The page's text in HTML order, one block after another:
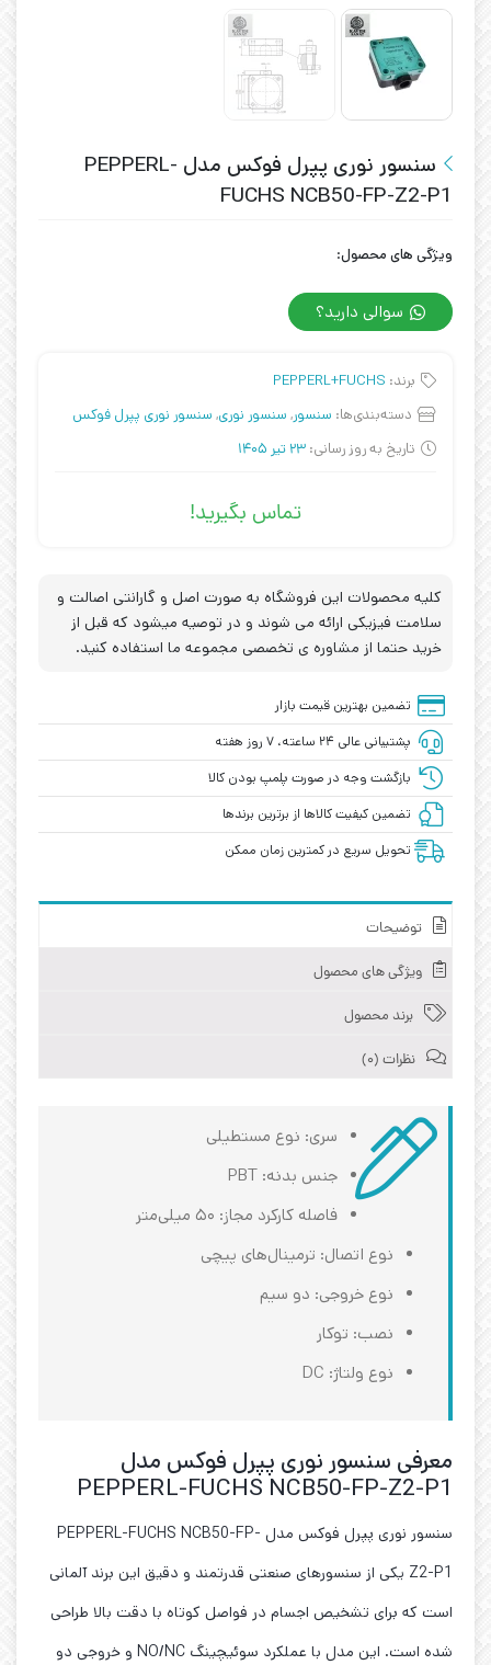
سنسور نوری پپرل فوکس مدل PEPPERL-
FUCHS NCB50-FP-Z2-P1
ویژگی های محصول:
سوالی دارید؟
برند: PEPPERL+FUCHS
دسته‌بندی‌ها: سنسور, سنسور نوری, سنسور نوری پپرل فوکس
تاریخ به روز رسانی: 23 تیر 1405
تماس بگیرید!
کلیه محصولات این فروشگاه به صورت اصل و گارانتی اصالت و
سلامت فیزیکی ارائه می شوند و در توصیه میشود که قبل از
خرید حتما از مشاوره ی تخصصی مجموعه ما استفاده کنید.
تضمین بهترین قیمت بازار
پشتیبانی عالی ۲۴ ساعته، ۷ روز هفته
بازگشت وجه در صورت پلمپ بودن کالا
تضمین کیفیت کالاها از برترین برندها
تحویل سریع در کمترین زمان ممکن
توضیحات
ویژگی های محصول
برند محصول
نظرات (0)
سری: نوع مستطیلی
جنس بدنه: PBT
فاصله کارکرد مجاز: ۵۰ میلی‌متر
نوع اتصال: ترمینال‌های پیچی
نوع خروجی: دو سیم
نصب: توکار
نوع ولتاژ: DC
معرفی سنسور نوری پپرل فوکس مدل
PEPPERL-FUCHS NCB50-FP-Z2-P1
سنسور نوری پپرل فوکس مدل PEPPERL-FUCHS NCB50-FP-
Z2-P1 یکی از سنسورهای صنعتی قدرتمند و دقیق این برند آلمانی
است که برای تشخیص اجسام در فواصل کوتاه با دقت بالا طراحی
شده است. این مدل با عملکرد سوئیچینگ NO/NC و خروجی دو